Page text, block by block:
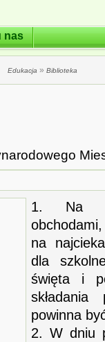
nas
Edukacja » Biblioteka
1. Na
na
dla
święta i
powinna
2. W dniu